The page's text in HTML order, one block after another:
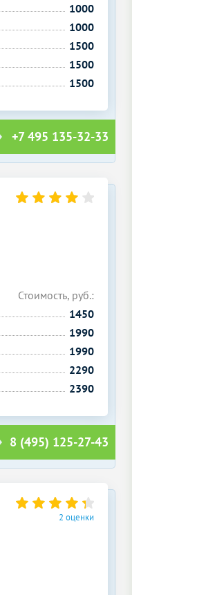
1000
1000
1500
1500
1500
+7 495 135-32-33
Стоимость, руб.:
1450
1990
1990
2290
2390
8 (495) 125-27-43
2 оценки